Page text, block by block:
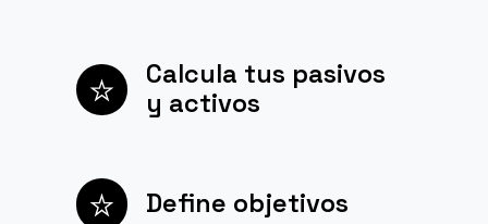
Calcula tus pasivos
y activos
Define objetivos